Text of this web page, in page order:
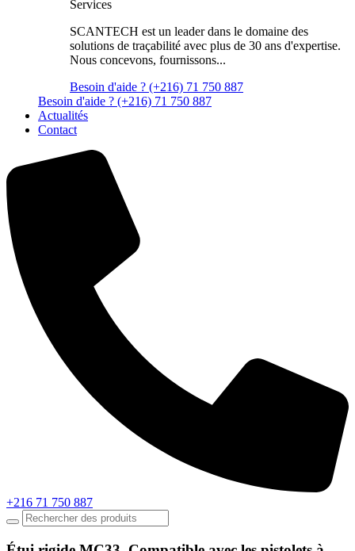
Services
SCANTECH est un leader dans le domaine des
solutions de traçabilité avec plus de 30 ans d'expertise.
Nous concevons, fournissons...
Besoin d'aide ? (+216) 71 750 887
Besoin d'aide ? (+216) 71 750 887
Actualités
Contact
+216 71 750 887